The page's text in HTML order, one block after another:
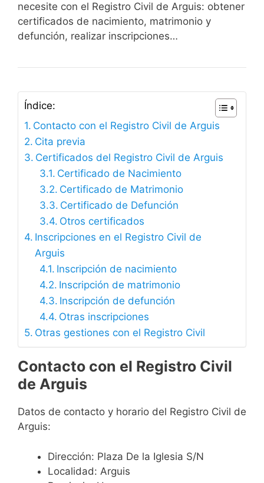
necesite con el Registro Civil de Arguis: obtener
certificados de nacimiento, matrimonio y
defunción, realizar inscripciones…
Índice:
Contacto con el Registro Civil de Arguis
Cita previa
Certificados del Registro Civil de Arguis
Certificado de Nacimiento
Certificado de Matrimonio
Certificado de Defunción
Otros certificados
Inscripciones en el Registro Civil de
Arguis
Inscripción de nacimiento
Inscripción de matrimonio
Inscripción de defunción
Otras inscripciones
Otras gestiones con el Registro Civil
Contacto con el Registro Civil
de Arguis
Datos de contacto y horario del Registro Civil de
Arguis:
Dirección: Plaza De la Iglesia S/N
Localidad: Arguis